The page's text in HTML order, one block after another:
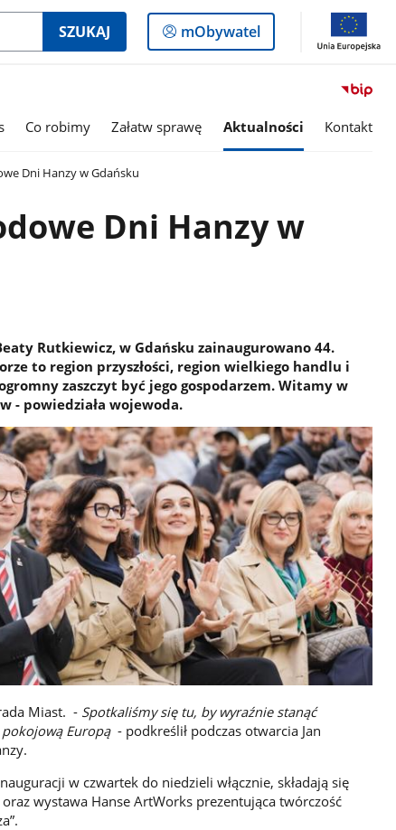
SZUKAJ
Logowanie
do
mObywatel
Co robimy Załatw sprawę Aktualności Kontakt
Dni Hanzy w Gdańsku
Dni Hanzy w
Rutkiewicz, w Gdańsku zainaugurowano 44.
to region przyszłości, region wielkiego handlu i
zaszczyt być jego gospodarzem. Witamy w
- powiedziała wojewoda.
Miast. - Spotkaliśmy się tu, by wyraźnie stanąć
Europą - podkreślił podczas otwarcia Jan
w czwartek do niedzieli włącznie, składają się
wystawa Hanse ArtWorks prezentująca twórczość